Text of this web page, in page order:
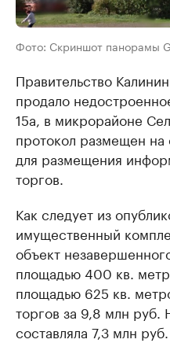
Фото: Скриншот панорамы
Правительство
продало
15а, в микрорайоне
протокол размещен на
для размещения
торгов.
Как следует из
имущественный
объект
площадью 400 кв.
площадью 625 кв.
торгов за 9,8 млн руб.
составляла 7,3 млн руб.